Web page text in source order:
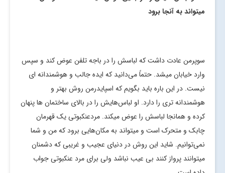
میتواند به آنجا برود
سوپرمن عادت داشت که لباسش را در باجه تلفن عوض کند و سپس
وارد خیابان میشد. حتماً می‌دانید که ایده جالب و هوشمندانه ای
نیست. در این باره باید بگویم که اسپایدرمن روش بهتر و
هوشمندانه تری را دارد. او لباس‌هایش را در بالای ساختمان ها پنهان
کرده و همانجا لباسش را عوض میکند. مردعنکبوتی یک قهرمان
چابک و متحرک است و میتواند به مکان‌هایی برود که من و شما
نمی‌توانیم. شاید این روش در دنیای عجیب و غریبی که دشمنان
میتوانند پرواز کنند بی عیب نباشد ولی برای مرد عنکبوتی جواب